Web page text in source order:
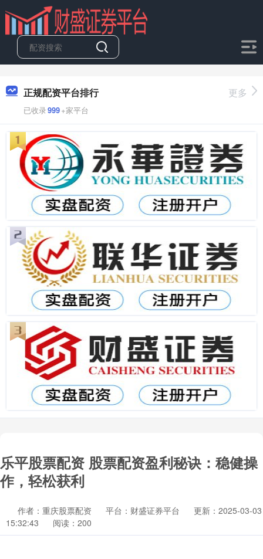
正规配资平台排行
已收录999+家平台
更多
乐平股票配资 股票配资盈利秘诀：稳健操
作，轻松获利
作者：重庆股票配资 平台：财盛证券平台
更新：2025-03-03
15:32:43
阅读：200